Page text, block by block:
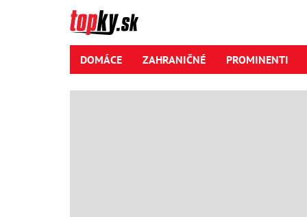
DOMÁCE ZAHRANIČNÉ PROMINENTI